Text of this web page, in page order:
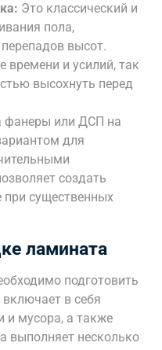
Это классический и
пола,
высот.
времени и усилий, так
высохнуть перед
фанеры или ДСП на
для
создать
существенных
ламината
подготовить
в себя
и мусора, а также
выполняет несколько